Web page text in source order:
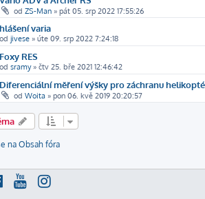
od ZS-Man » pát 05. srp 2022 17:55:26
hlášení varia
od jivese » úte 09. srp 2022 7:24:18
Foxy RES
od sramy» čtv 25. bře 2021 12:46:42
Diferenciální měření výšky pro záchranu
od Woita » pon 06. kvě 2019 20:20:57
na Obsah fóra